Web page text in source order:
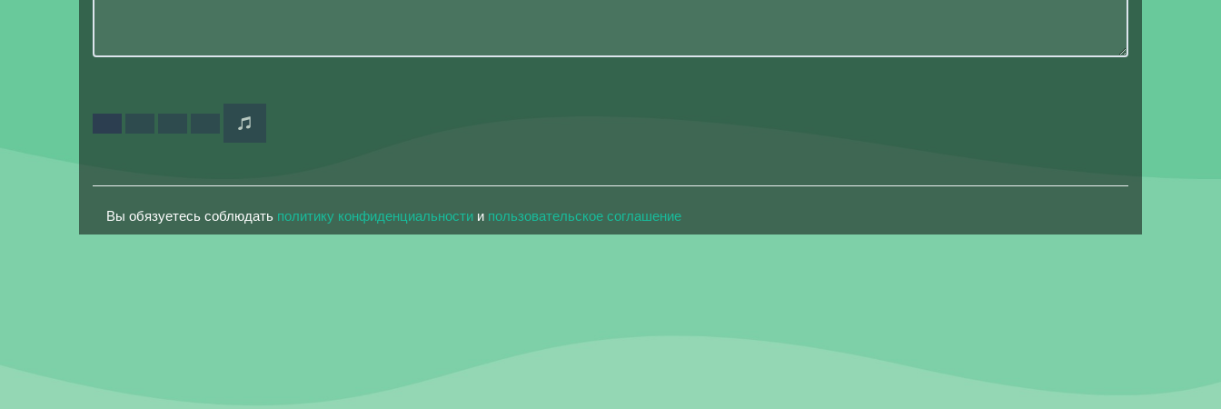
Вы обязуетесь соблюдать политику конфиденциальности и пользовательское соглашение